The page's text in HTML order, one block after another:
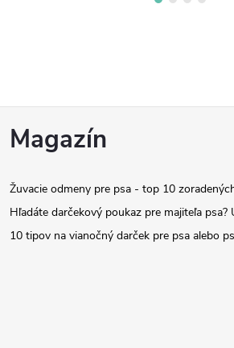
Z
p
ä
Magazín
Žuvacie odmeny pre psa - top 10
Hľadáte darčekový poukaz pre majiteľa psa?
10 tipov na vianočný darček pre psa alebo